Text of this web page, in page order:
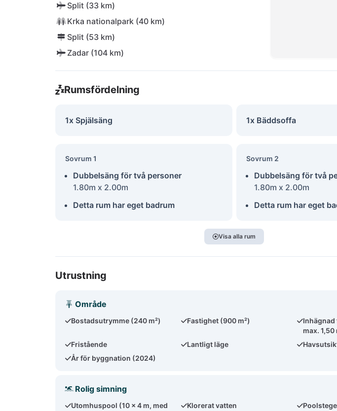
Split (33 km)
Krka nationalpark (40 km)
Split (53 km)
Zadar (104 km)
Rumsfördelning
1x Spjälsäng 1x Bäddsoffa
Sovrum 1
Dubbelsäng för två personer
1.80m x 2.00m
Detta rum har eget badrum
Sovrum 2
Dubbelsäng för två
1.80m x 2.00m
Detta rum har eget
Visa alla rum
Utrustning
Område
Bostadsutrymme (240 m²) Fastighet (900 m²)
Inhägnad
max.
Fristående
Lantligt läge
År för byggnation (2024)
Rolig simning
Utomhuspool (10 x 4 m, med Klorerat vatten Poolstege